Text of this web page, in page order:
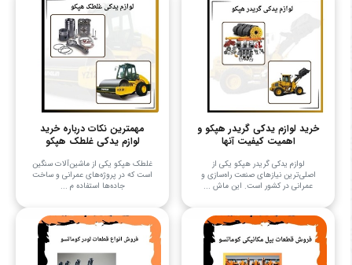
خرید لوازم یدکی گریدر هپکو و
اهمیت کیفیت آنها
لوازم یدکی گریدر هپکو یکی از
اصلی‌ترین نیازهای صنعت راه‌سازی و
عمرانی در کشور است. این ماش ...
مهمترین نکات درباره خرید
لوازم یدکی غلطک هپکو
غلطک هپکو یکی از ماشین‌آلات سنگین
است که در پروژه‌های عمرانی و ساخت
جاده‌ها استفاده م ...